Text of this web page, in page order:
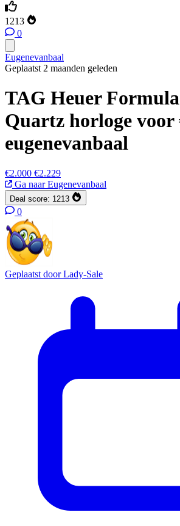
1213
0
Eugenevanbaal
Geplaatst 2 maanden geleden
TAG Heuer
Quartz horloge voor
eugenevanbaal
€2.000 €2.229
Ga naar Eugenevanbaal
Deal score: 1213
0
Geplaatst doorLady-Sale